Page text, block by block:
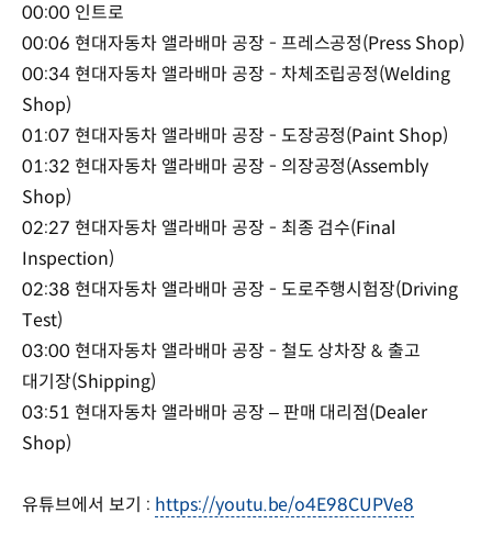
00:00 인트로
00:06 현대자동차 앨라배마 공장 - 프레스공정(Press Shop)
00:34 현대자동차 앨라배마 공장 - 차체조립공정(Welding
Shop)
01:07 현대자동차 앨라배마 공장 - 도장공정(Paint Shop)
01:32 현대자동차 앨라배마 공장 - 의장공정(Assembly
Shop)
02:27 현대자동차 앨라배마 공장 - 최종 검수(Final
Inspection)
02:38 현대자동차 앨라배마 공장 - 도로주행시험장(Driving
Test)
03:00 현대자동차 앨라배마 공장 - 철도 상차장 & 출고
대기장(Shipping)
03:51 현대자동차 앨라배마 공장 – 판매 대리점(Dealer
Shop)
유튜브에서 보기 : https://youtu.be/o4E98CUPVe8